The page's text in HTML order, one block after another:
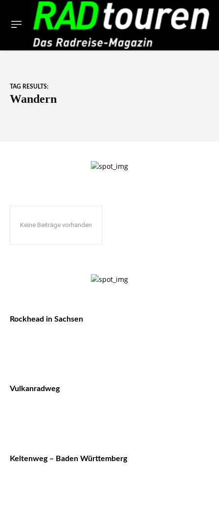
TAG RESULTS:
Wandern
Keine Beiträge vorhanden
Rockhead in Sachsen
Vulkanradweg
Keltenweg – Baden Württemberg